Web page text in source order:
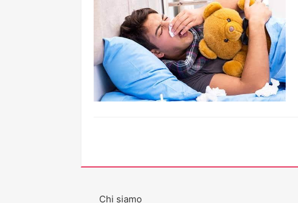
Chi siamo